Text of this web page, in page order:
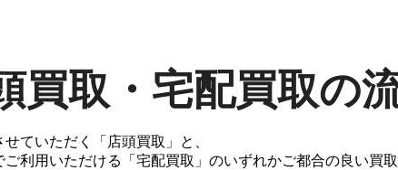
買取・宅配買取の
ていただく「店頭買取」と、
利用いただける「宅配買取」のいずれかご都合の良い買